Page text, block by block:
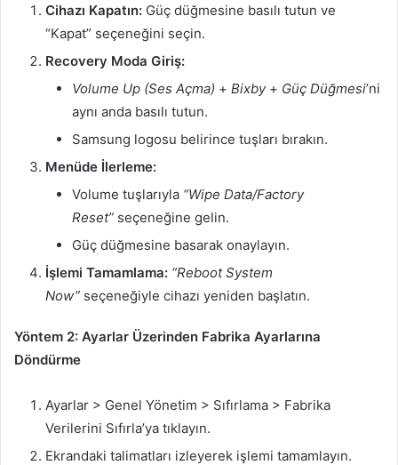
Cihazı Kapatın: Güç düğmesine basılı tutun ve
“Kapat” seçeneğini seçin.
Recovery Moda Giriş:
Volume Up (Ses Açma) + Bixby+ Güç Düğmesi’ni
aynı anda basılı tutun.
Samsung logosu belirince tuşları bırakın.
Menüde İlerleme:
Volume tuşlarıyla “Wipe Data/Factory
Reset” seçeneğine gelin.
Güç düğmesine basarak onaylayın.
İşlemi Tamamlama: “Reboot System
Now” seçeneğiyle cihazı yeniden başlatın.
Yöntem 2: Ayarlar Üzerinden Fabrika Ayarlarına
Döndürme
Ayarlar > Genel Yönetim > Sıfırlama > Fabrika
Verilerini Sıfırla’ya tıklayın.
Ekrandaki talimatları izleyerek işlemi tamamlayın.